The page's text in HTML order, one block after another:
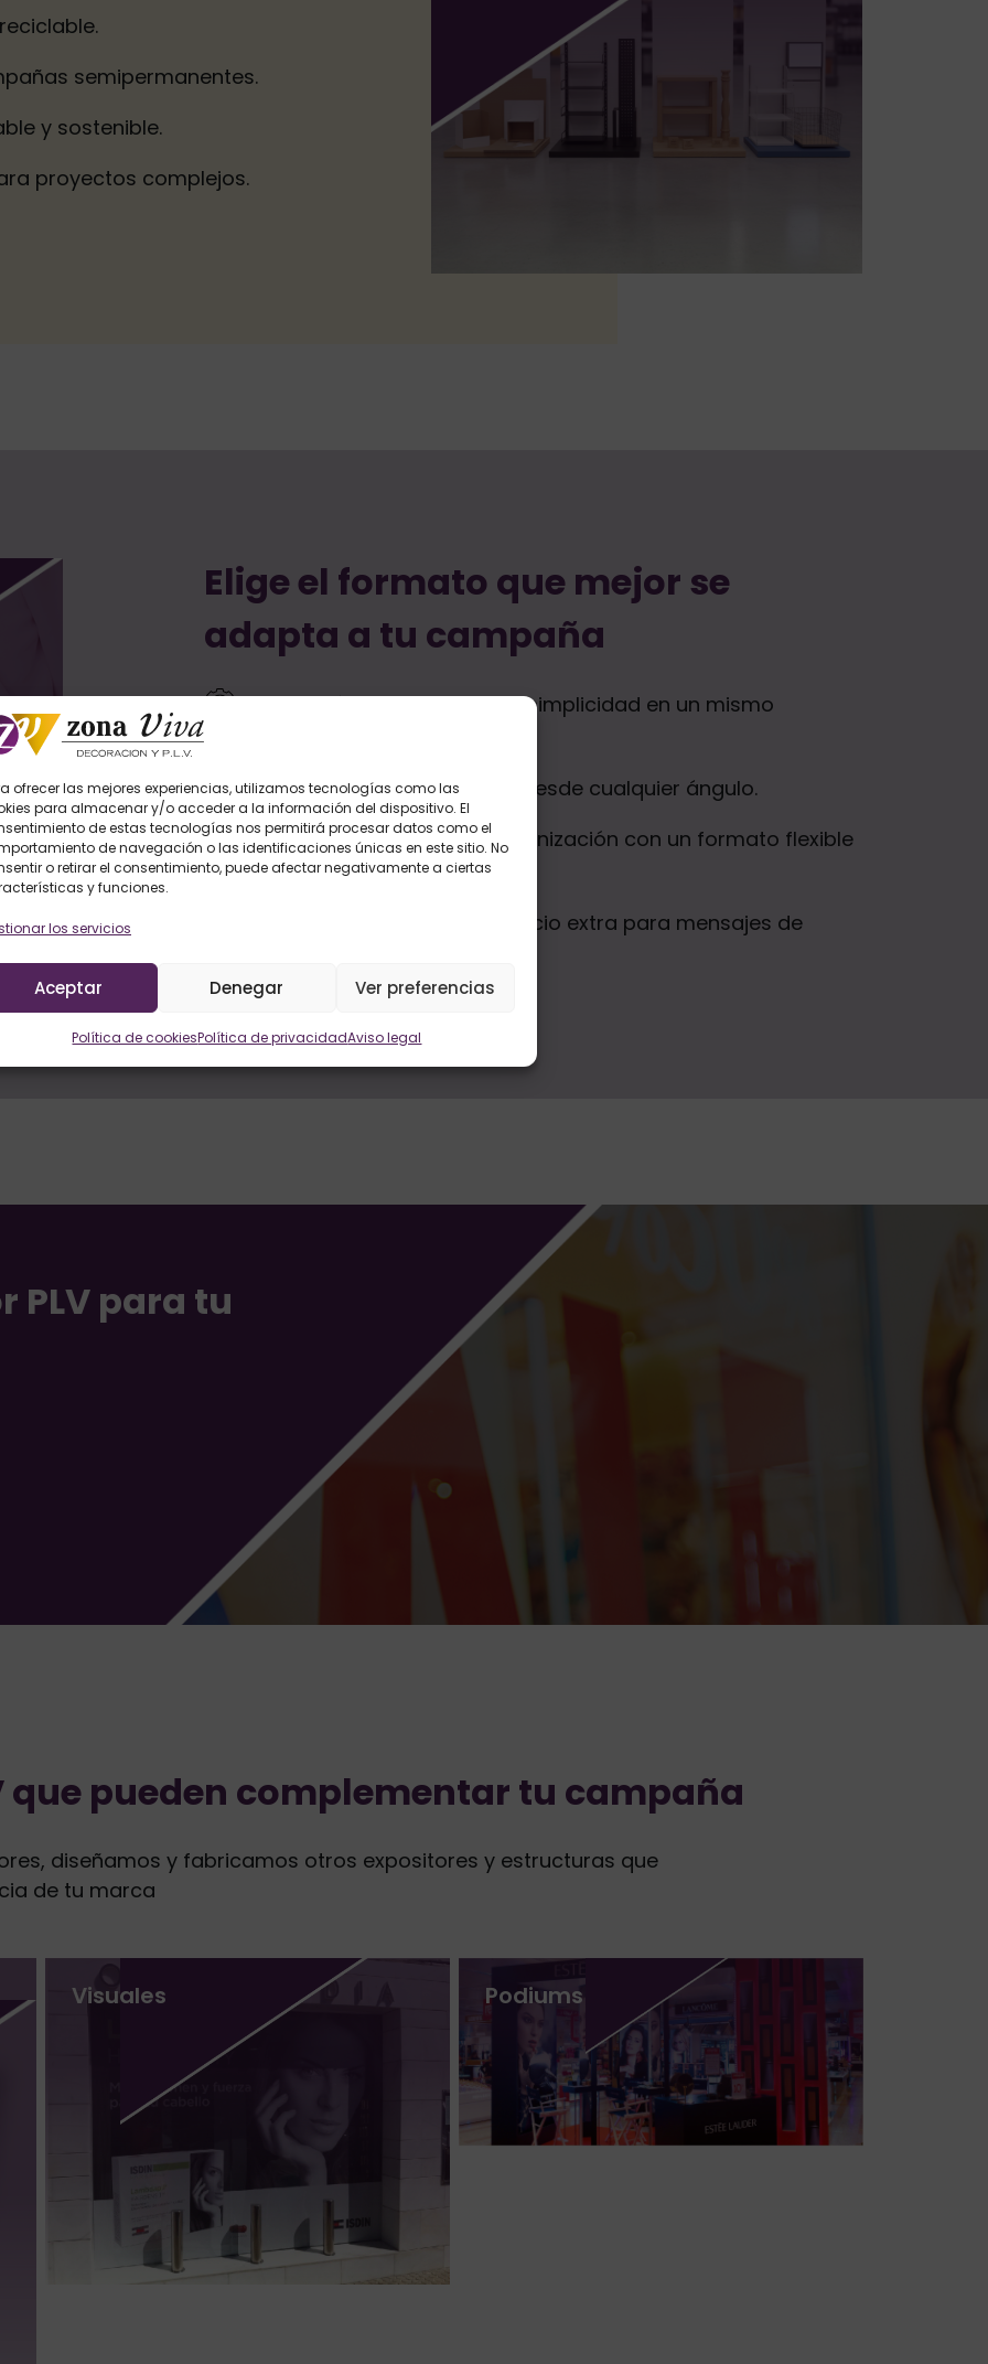
ofrecer las mejores experiencias, utilizamos tecnologías como las
para almacenar y/o acceder a la información del dispositivo. El
de estas tecnologías nos permitirá procesar datos como el
de navegación o las identificaciones únicas en este sitio. No
o retirar el consentimiento, puede afectar negativamente a ciertas
y funciones.
los servicios
Aceptar Denegar Ver preferencias
Política de cookiesPolítica de privacidadAviso legal
semipermanentes.
y sostenible.
proyectos complejos.
Elige el formato que mejor se
adapta a tu campaña
Recto clásico:capacidad y simplicidad en un mismo
Inclinado:producto visible desde cualquier ángulo.
Baldaspersonalizadas: organización con un formato flexible
y modular.
espacio extra para mensajes de
PLV para tu
que pueden complementar tu campaña
diseñamos y fabricamos otros expositores y estructuras que
de tu marca
Visuales Podiums